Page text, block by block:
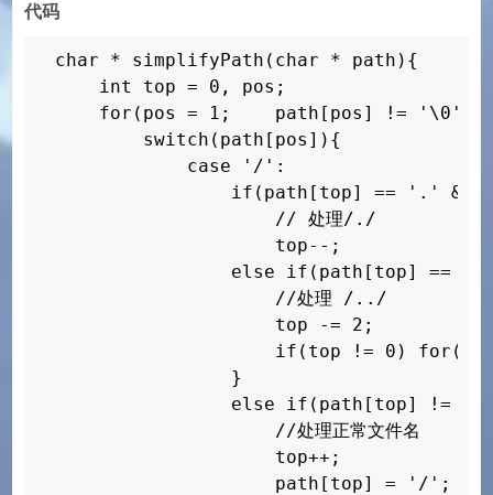
代码
char * simplifyPath(char * path){
    int top = 0, pos;
for(pos = 1;    path[pos] != '\0';
        switch(path[pos]){
            case '/':
if(path[top] == '.' &&
                    // 处理/./
                    top--;
else if(path[top] ==
                    //处理 /../
                    top -= 2;
if(top != 0)
                }
else if(path[top] != '/
                    //处理正常文件名
                    top++;
                    path[top] = '/';